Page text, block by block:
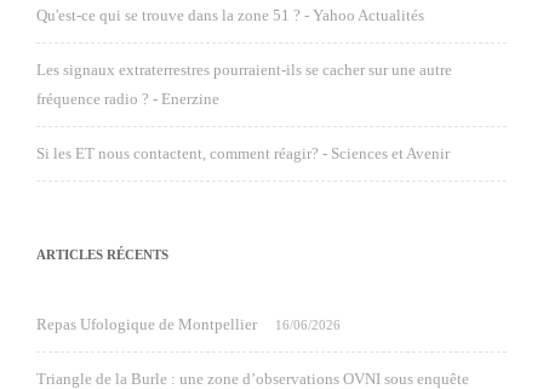
Qu'est-ce qui se trouve dans la zone 51 ? - Yahoo Actualités
Les signaux extraterrestres pourraient-ils se cacher sur une autre
fréquence radio ? - Enerzine
Si les ET nous contactent, comment réagir? - Sciences et Avenir
ARTICLES RÉCENTS
Repas Ufologique de Montpellier 16/06/2026
Triangle de la Burle : une zone d’observations OVNI sous enquête